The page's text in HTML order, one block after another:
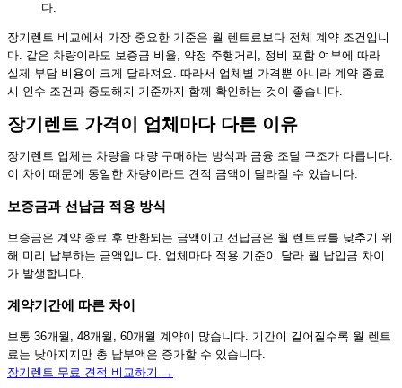
다.
장기렌트 비교에서 가장 중요한 기준은 월 렌트료보다 전체 계약 조건입니
다. 같은 차량이라도 보증금 비율, 약정 주행거리, 정비 포함 여부에 따라
실제 부담 비용이 크게 달라져요. 따라서 업체별 가격뿐 아니라 계약 종료
시 인수 조건과 중도해지 기준까지 함께 확인하는 것이 좋습니다.
장기렌트 가격이 업체마다 다른 이유
장기렌트 업체는 차량을 대량 구매하는 방식과 금융 조달 구조가 다릅니다.
이 차이 때문에 동일한 차량이라도 견적 금액이 달라질 수 있습니다.
보증금과 선납금 적용 방식
보증금은 계약 종료 후 반환되는 금액이고 선납금은 월 렌트료를 낮추기 위
해 미리 납부하는 금액입니다. 업체마다 적용 기준이 달라 월 납입금 차이
가 발생합니다.
계약기간에 따른 차이
보통 36개월, 48개월, 60개월 계약이 많습니다. 기간이 길어질수록 월 렌트
료는 낮아지지만 총 납부액은 증가할 수 있습니다.
장기렌트 무료 견적 비교하기 →